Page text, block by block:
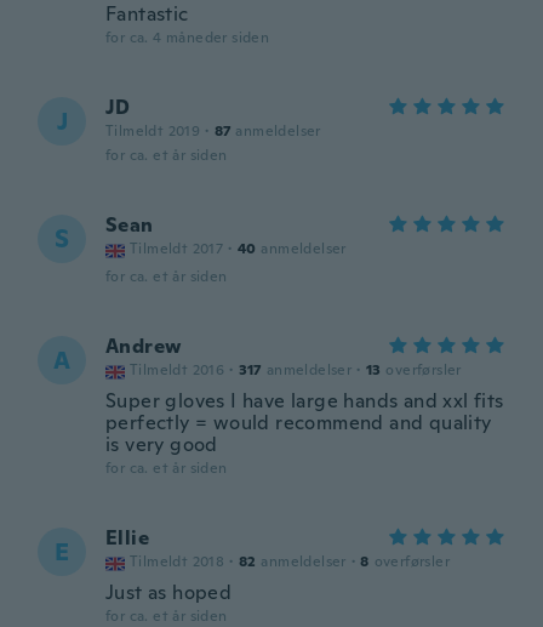
Fantastic
for ca. 4 måneder siden
J JD
Tilmeldt 2019 · 87 anmeldelser
for ca. et år siden
S Sean
Tilmeldt 2017 · 40 anmeldelser
for ca. et år siden
A Andrew
Tilmeldt 2016 · 317 anmeldelser · 13 overførsler
Super gloves I have large hands and xxl fits
perfectly = would recommend and quality
is very good
for ca. et år siden
E Ellie
Tilmeldt 2018 · 82 anmeldelser · 8 overførsler
Just as hoped
for ca. et år siden